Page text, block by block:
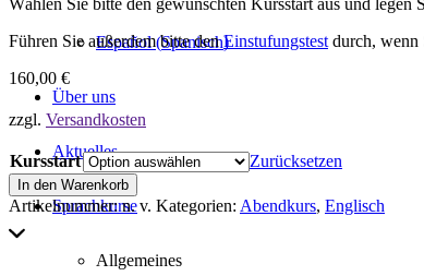
Español(Spanisch)
Über uns
Aktuelles
Sprachkurse
Allgemeines
Führen Sie außerdem bitte denEinstufungstest durch, wenn
160,00 €
zzgl. Versandkosten
Kursstart
Zurücksetzen
Abendkurs
English
Business
In den Warenkorb
Artikelnummer:n. v. Kategorien: Abendkurs, Englisch